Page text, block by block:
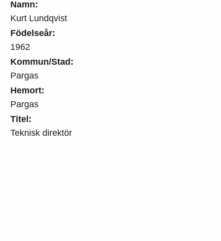
Namn:
Kurt Lundqvist
Födelseår:
1962
Kommun/Stad:
Pargas
Hemort:
Pargas
Titel:
Teknisk direktör